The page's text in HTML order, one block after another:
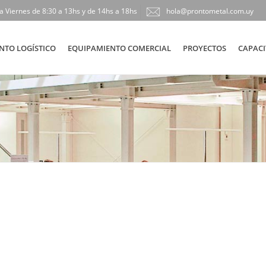
Viernes de 8:30 a 13hs y de 14hs a 18hs hola@prontometal.com.uy
LOGÍSTICO EQUIPAMIENTO COMERCIAL PROYECTOS